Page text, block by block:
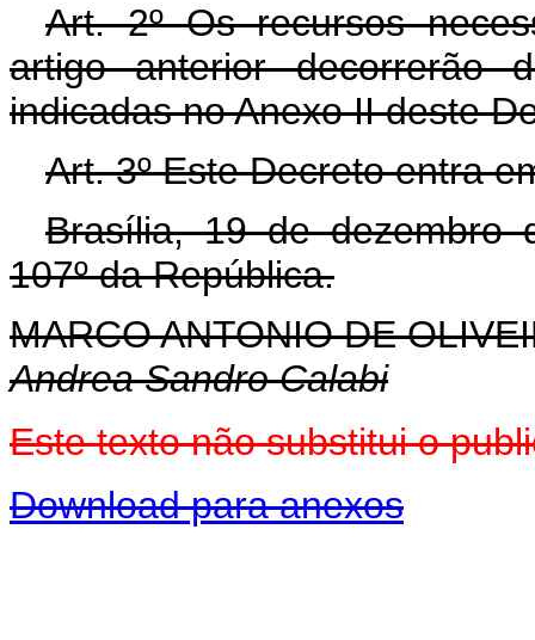
Art. 2º Os recursos
artigo anterior decorrerão
indicadas no Anexo II deste
Art. 3º Este Decreto entra
Brasília, 19 de dezembro
107º da República.
MARCO ANTONIO DE
Andrea Sandro Calabi
Este texto não substitui o
Download para anexos